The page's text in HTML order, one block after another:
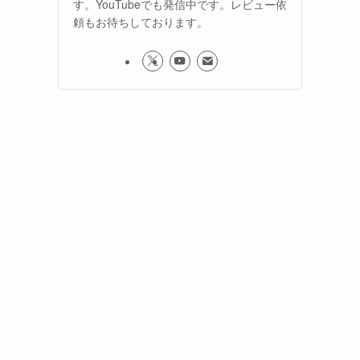
す。YouTubeでも発信中です。レビュー依
頼もお待ちしております。